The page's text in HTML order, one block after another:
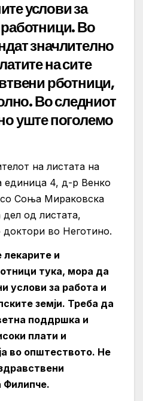
услови за
Во
значлително
на сите
рботници,
Во следниот
уште поголемо
на листата на
4, д-р Венко
со Соња Мираковска
од листата,
доктори во Неготино.
и
тука, мора да
услови за работа и
земји. Треба да
поддршка и
плати и
во општеството. Не
Филипче.